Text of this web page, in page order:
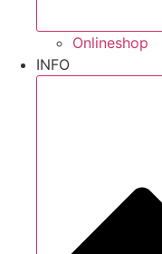
Onlineshop
INFO